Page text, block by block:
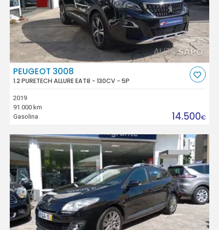
PEUGEOT 3008
1.2 PURETECH ALLURE EAT8 - 130CV - 5P
2019
91.000 km
Gasolina
14.500€